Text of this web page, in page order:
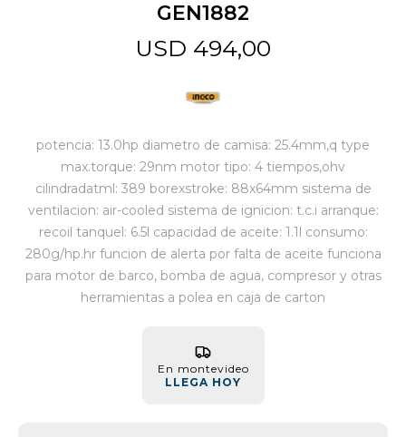
GEN1882
USD 494,00
potencia: 13.0hp diametro de camisa: 25.4mm,q type
max.torque: 29nm motor tipo: 4 tiempos,ohv
cilindradatml: 389 borexstroke: 88x64mm sistema de
ventilacion: air-cooled sistema de ignicion: t.c.i arranque:
recoil tanquel: 6.5l capacidad de aceite: 1.1l consumo:
280g/hp.hr funcion de alerta por falta de aceite funciona
para motor de barco, bomba de agua, compresor y otras
herramientas a polea en caja de carton
En montevideo
LLEGA HOY
Gastronomía
Ferretería